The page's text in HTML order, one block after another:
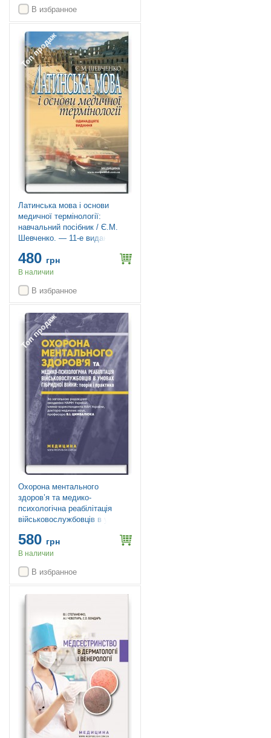
В избранное
Топ продаж
Латинська мова і основи
медичної термінології:
навчальний посібник / Є.М.
Шевченко. — 11-е видання
480 грн
В наличии
В избранное
Топ продаж
Охорона ментального
здоров’я та медико-
психологічна реабілітація
військовослужбовців в умовах
практика: монографія / В.I.
Цимбалюк, В.В. Стеблюк,
580 грн
В наличии
В избранное